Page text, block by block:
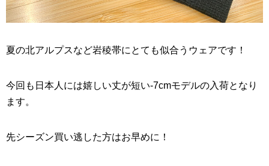
夏の北アルプスなど岩稜帯にとても似合うウェアです！
今回も日本人には嬉しい丈が短い-7cmモデルの入荷となり
ます。
先シーズン買い逃した方はお早めに！